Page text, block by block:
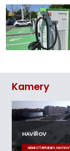
Kamery
HAVÍŘOV
NÁMĚSTÍ REPUBLIKY, HAVÍŘOV